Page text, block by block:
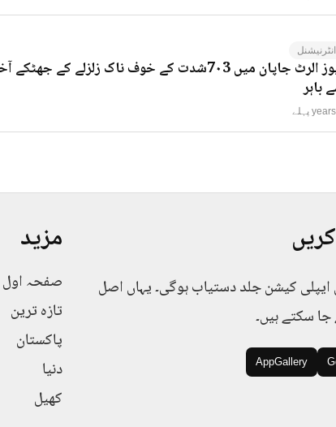
انٹرنیشنل
نیوز الرٹ جاپان میں 7۰3شدت کے خوف ناک
باہر
ایپلی کیشن جلد دستیاب ہوگی۔ یہاں اصل
سکتے ہیں۔
AppGallery
مزید
صفحہ اول
تازہ ترین
پاکستان
دنیا
کھیل